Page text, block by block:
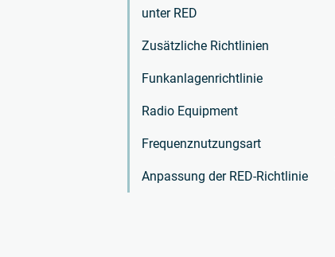
unter RED
Zusätzliche Richtlinien
Funkanlagenrichtlinie
Radio Equipment
Frequenznutzungsart
Anpassung der RED-Richtlinie